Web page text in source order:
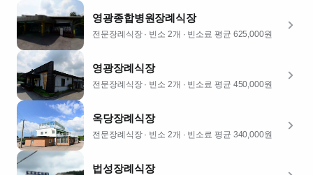
영광종합병원장례식장
전문장례식장· 빈소 2개 · 빈소료 평균 625,000원
영광장례식장
전문장례식장· 빈소 2개 · 빈소료 평균 450,000원
옥당장례식장
전문장례식장· 빈소 2개 · 빈소료 평균 340,000원
법성장례식장